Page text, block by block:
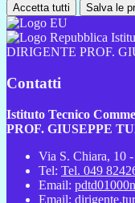
Accetta tutti Salva le
DIRIGENTE PROF.
Contatti
Istituto Tecnico
PROF. GIUSEPPE
Via S. Chiara, 10
Tel: Tel. 049
Email:
Email: